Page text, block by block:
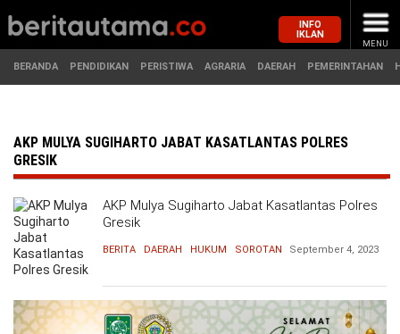
MASUK
BERANDA
PERISTIWA
DAERAH
PENDIDIKAN
HUKUM
OLAHRAGA
INFO
IKLAN
MENU
BERANDA PENDIDIKAN PERISTIWA AGRARIA DAERAH PEMERINTAHAN
AKP MULYA SUGIHARTO JABAT KASATLANTAS POLRES
GRESIK
AKP Mulya Sugiharto Jabat Kasatlantas Polres
Gresik
BERITA DAERAH HUKUM SOROTAN September 4, 2023